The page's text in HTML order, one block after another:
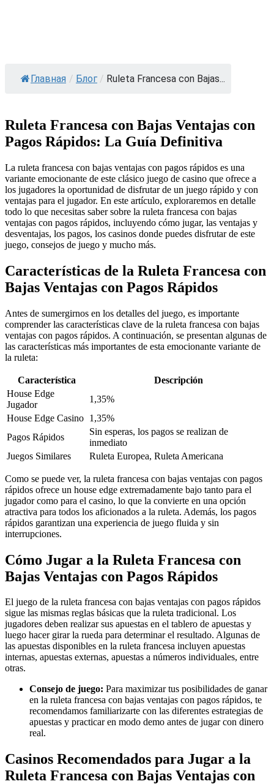
Главная / Блог / Ruleta Francesa con Bajas...
Ruleta Francesa con Bajas Ventajas con
Pagos Rápidos: La Guía Definitiva
La ruleta francesa con bajas ventajas con pagos rápidos es una
variante emocionante de este clásico juego de casino que ofrece a
los jugadores la oportunidad de disfrutar de un juego rápido y con
ventajas para el jugador. En este artículo, exploraremos en detalle
todo lo que necesitas saber sobre la ruleta francesa con bajas
ventajas con pagos rápidos, incluyendo cómo jugar, las ventajas y
desventajas, los pagos, los casinos donde puedes disfrutar de este
juego, consejos de juego y mucho más.
Características de la Ruleta Francesa con
Bajas Ventajas con Pagos Rápidos
Antes de sumergirnos en los detalles del juego, es importante
comprender las características clave de la ruleta francesa con bajas
ventajas con pagos rápidos. A continuación, se presentan algunas de
las características más importantes de esta emocionante variante de
la ruleta:
Característica
Descripción
House Edge
Jugador
1,35%
House Edge Casino 1,35%
Pagos Rápidos
Sin esperas, los pagos se realizan de
inmediato
Juegos Similares
Ruleta Europea, Ruleta Americana
Como se puede ver, la ruleta francesa con bajas ventajas con pagos
rápidos ofrece un house edge extremadamente bajo tanto para el
jugador como para el casino, lo que la convierte en una opción
atractiva para todos los aficionados a la ruleta. Además, los pagos
rápidos garantizan una experiencia de juego fluida y sin
interrupciones.
Cómo Jugar a la Ruleta Francesa con
Bajas Ventajas con Pagos Rápidos
El juego de la ruleta francesa con bajas ventajas con pagos rápidos
sigue las mismas reglas básicas que la ruleta tradicional. Los
jugadores deben realizar sus apuestas en el tablero de apuestas y
luego hacer girar la rueda para determinar el resultado. Algunas de
las apuestas disponibles en la ruleta francesa incluyen apuestas
internas, apuestas externas, apuestas a números individuales, entre
otras.
Consejo de juego: Para maximizar tus posibilidades de ganar
en la ruleta francesa con bajas ventajas con pagos rápidos, te
recomendamos familiarizarte con las diferentes estrategias de
apuestas y practicar en modo demo antes de jugar con dinero
real.
Casinos Recomendados para Jugar a la
Ruleta Francesa con Bajas Ventajas con